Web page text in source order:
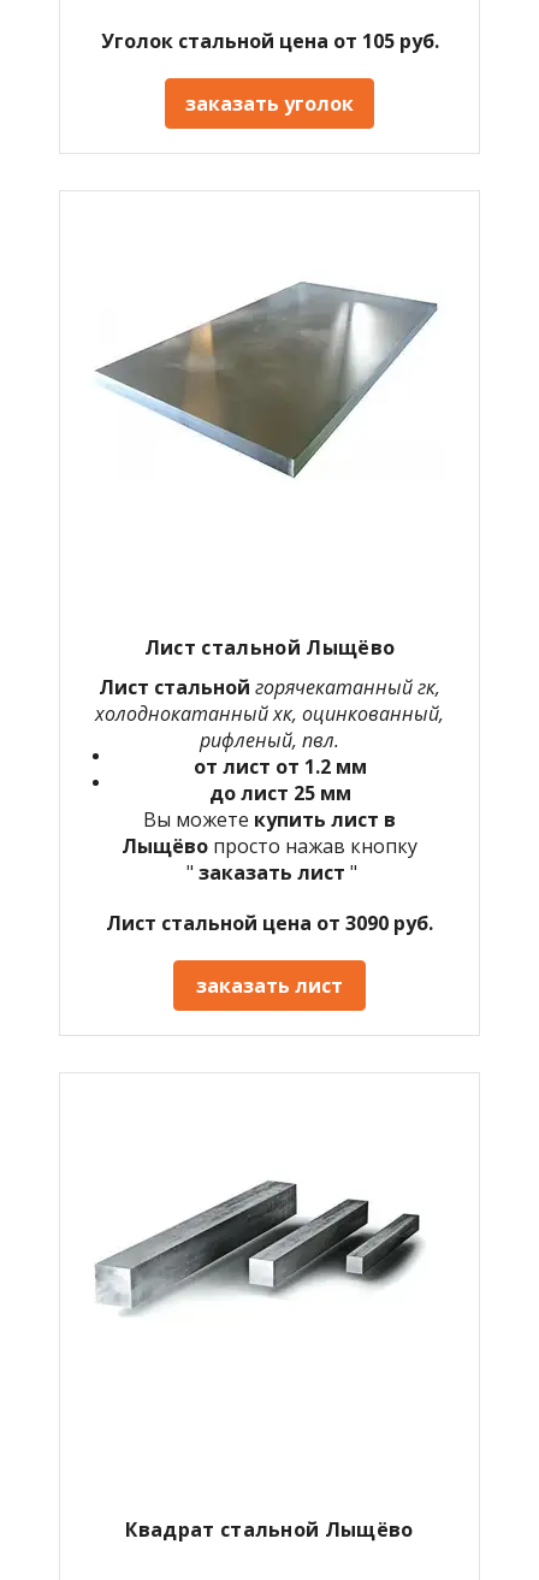
Уголок стальной цена от 105 руб.
заказать уголок
Лист стальной Лыщёво
Лист стальной горячекатанный гк,
холоднокатанный хк, оцинкованный,
рифленый, пвл.
от лист от 1.2 мм
до лист 25 мм
Вы можете купить лист в
Лыщёво просто нажав кнопку
" заказать лист "
Лист стальной цена от 3090 руб.
заказать лист
Квадрат стальной Лыщёво